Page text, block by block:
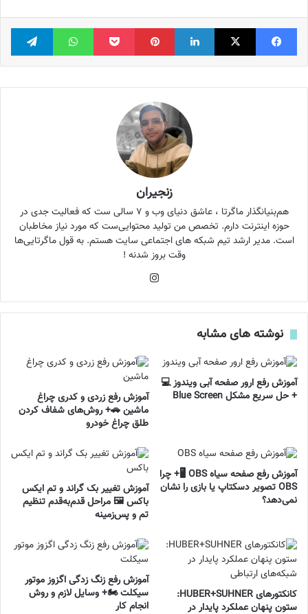
فیس بوک X لینکدین ‫پین‌ترست پاکت واتس آپ
زنجیران
هم‌بنیانگذار ماگرتا ، عاشق دنیای وب و ۷ سالی ست که فعالیت جدی در
حوزه اینترنت دارم. تخصص من تولید محتوایی‌ست که مورد نیاز مخاطبان
است. مدیر ارشد تیم شبکه های اجتماعی سایت هستم. به قول ماگرتایی‌ها
وقت بروز شدنه !
نوشته های مشابه
آموزش رفع ارور صفحه آبی ویندوز 💻
+ حل سریع مشکل Blue Screen
آموزش رفع زردی و کدری چراغ
ماشین 🚗+ روش‌های شفاف کردن
طلق چراغ خودرو
آموزش رفع صفحه سیاه OBS 🖥️+ چرا
OBS تصویر دسکتاپ یا بازی را نشان
نمی‌دهد؟
آموزش تغییر بک گراند و تم ایکس
باکس 🖼️ مراحل قدم‌به‌قدم تنظیم
تم و پس‌زمینه
کانکتورهای HUBER+SUHNER:
ستون پنهان عملکرد پایدار در
آموزش رفع زنگ زدگی اگزوز موتور
سیکلت 🏍️+ وسایل لازم و روش
انجام کار